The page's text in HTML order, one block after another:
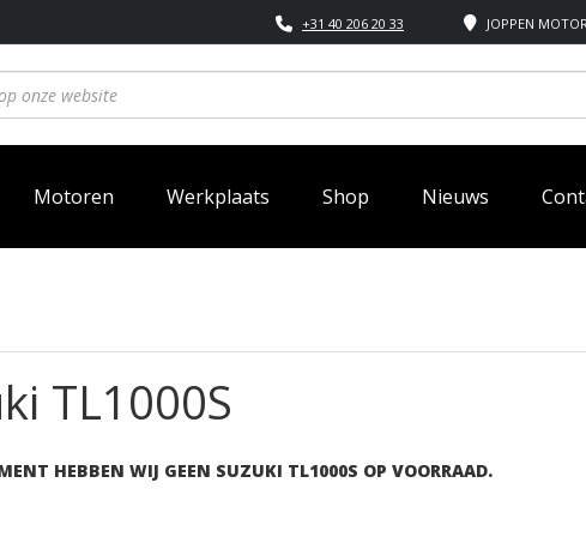
JOPPEN
+31 40 206 20 33
Motoren Werkplaats Shop Nieuws
TL1000S
HEBBEN WIJ GEEN SUZUKI TL1000S OP VOORRAAD.